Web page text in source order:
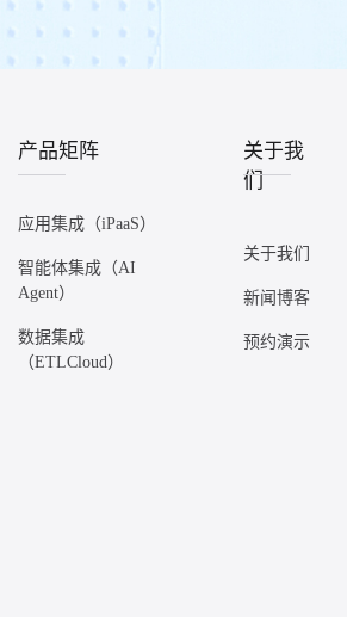
产品矩阵
应用集成（iPaaS）
智能体集成（AI
Agent）
数据集成
（ETLCloud）
关于我
们
关于我们
新闻博客
预约演示